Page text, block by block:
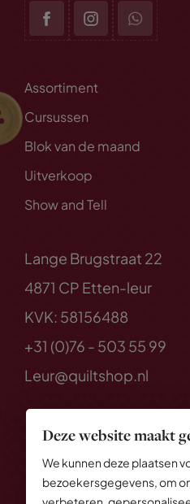
Deze website maakt
We kunnen deze plaatsen
bezoekersgegevens, om
Assortiment
Cursussen
Blok van de maand
Uitverkoop
Show and Tell
Lange Brugstraat 22
4871 CP Etten-leur
KVK: 58156488
+31 (0)76 - 503 55 99
Leur@quiltshop.nl